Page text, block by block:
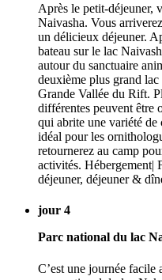
Après le petit-déjeuner,
Naivasha. Vous
un délicieux déjeuner.
bateau sur le lac
autour du sanctuaire
deuxième plus grand
Grande Vallée du Rift.
différentes peuvent être
qui abrite une variété de
idéal pour les
retournerez au camp
activités. Hébergement|
déjeuner, déjeuner &
jour 4
Parc national du lac
C’est une journée facile